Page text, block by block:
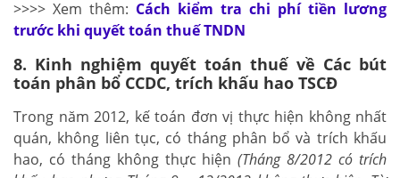
>>>> Xem thêm: Cách kiểm tra chi phí tiền lương
trước khi quyết toán thuế TNDN
8. Kinh nghiệm quyết toán thuế về Các bút
toán phân bổ CCDC, trích khấu hao TSCĐ
Trong năm 2012, kế toán đơn vị thực hiện không nhất
quán, không liên tục, có tháng phân bổ và trích khấu
hao, có tháng không thực hiện(Tháng 8/2012 có trích